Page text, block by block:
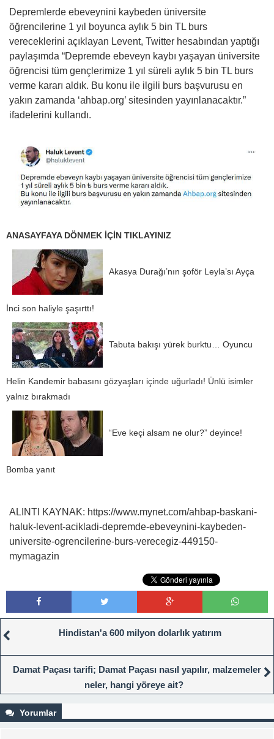
Depremlerde ebeveynini kaybeden üniversite
öğrencilerine 1 yıl boyunca aylık 5 bin TL burs
vereceklerini açıklayan Levent, Twitter hesabından yaptığı
paylaşımda “Depremde ebeveyn kaybı yaşayan üniversite
öğrencisi tüm gençlerimize 1 yıl süreli aylık 5 bin TL burs
verme kararı aldık. Bu konu ile ilgili burs başvurusu en
yakın zamanda ‘ahbap.org’ sitesinden yayınlanacaktır.”
ifadelerini kullandı.
ANASAYFAYA DÖNMEK İÇİN TIKLAYINIZ
Akasya Durağı’nın şoför Leyla’sı Ayça
İnci son haliyle şaşırttı!
Tabuta bakışı yürek burktu… Oyuncu
Helin Kandemir babasını gözyaşları içinde uğurladı! Ünlü isimler
yalnız bırakmadı
“Eve keçi alsam ne olur?” deyince!
Bomba yanıt
ALINTI KAYNAK: https://www.mynet.com/ahbap-baskani-
haluk-levent-acikladi-depremde-ebeveynini-kaybeden-
universite-ogrencilerine-burs-verecegiz-449150-
mymagazin
Hindistan'a 600 milyon dolarlık yatırım
Damat Paçası tarifi; Damat Paçası nasıl yapılır, malzemeler
neler, hangi yöreye ait?
Yorumlar